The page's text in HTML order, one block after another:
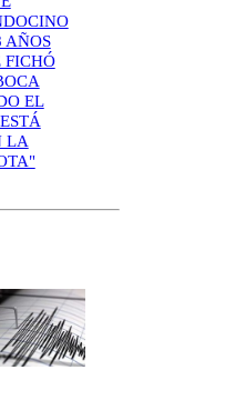
AÑOS
FICHÓ
EL
LA